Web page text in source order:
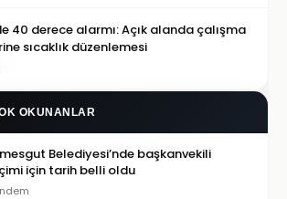
40 derece alarmı: Açık alanda çalışma
sıcaklık düzenlemesi
OKUNANLAR
Belediyesi’nde başkanvekili
için tarih belli oldu